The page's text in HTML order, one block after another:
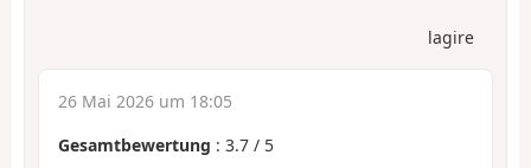
lagire
26 Mai 2026 um 18:05
Gesamtbewertung : 3.7 / 5